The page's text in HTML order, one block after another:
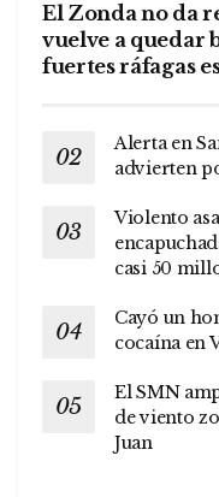
El Zonda no da
vuelve a quedar
fuertes ráfagas
Alerta en
advierten
Violento
casi 50
Cayó un
cocaína en
El SMN
de viento
Juan